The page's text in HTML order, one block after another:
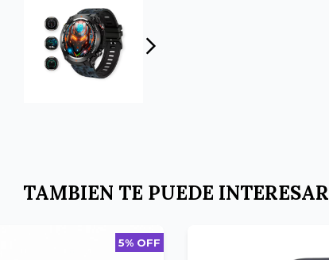
TAMBIEN TE PUEDE INTERESAR
5% OFF